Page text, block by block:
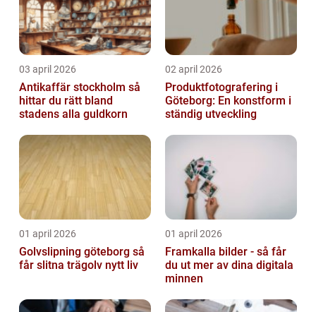
03 april 2026
Antikaffär stockholm så
hittar du rätt bland
stadens alla guldkorn
02 april 2026
Produktfotografering i
Göteborg: En konstform i
ständig utveckling
01 april 2026
Golvslipning göteborg så
får slitna trägolv nytt liv
01 april 2026
Framkalla bilder - så får
du ut mer av dina digitala
minnen